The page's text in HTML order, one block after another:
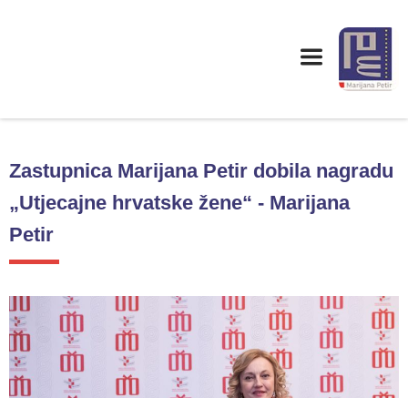
Zastupnica Marijana Petir dobila nagradu
„Utjecajne hrvatske žene“ - Marijana
Petir